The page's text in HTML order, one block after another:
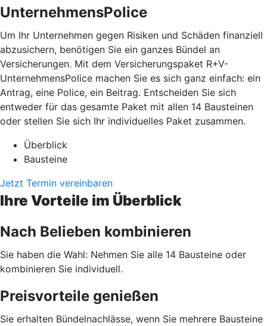
UnternehmensPolice
Um Ihr Unternehmen gegen Risiken und Schäden finanziell
abzusichern, benötigen Sie ein ganzes Bündel an
Versicherungen. Mit dem Versicherungspaket R+V-
UnternehmensPolice machen Sie es sich ganz einfach: ein
Antrag, eine Police, ein Beitrag. Entscheiden Sie sich
entweder für das gesamte Paket mit allen 14 Bausteinen
oder stellen Sie sich Ihr individuelles Paket zusammen.
Überblick
Bausteine
Jetzt Termin vereinbaren
Ihre Vorteile im Überblick
Nach Belieben kombinieren
Sie haben die Wahl: Nehmen Sie alle 14 Bausteine oder
kombinieren Sie individuell.
Preisvorteile genießen
Sie erhalten Bündelnachlässe, wenn Sie mehrere Bausteine